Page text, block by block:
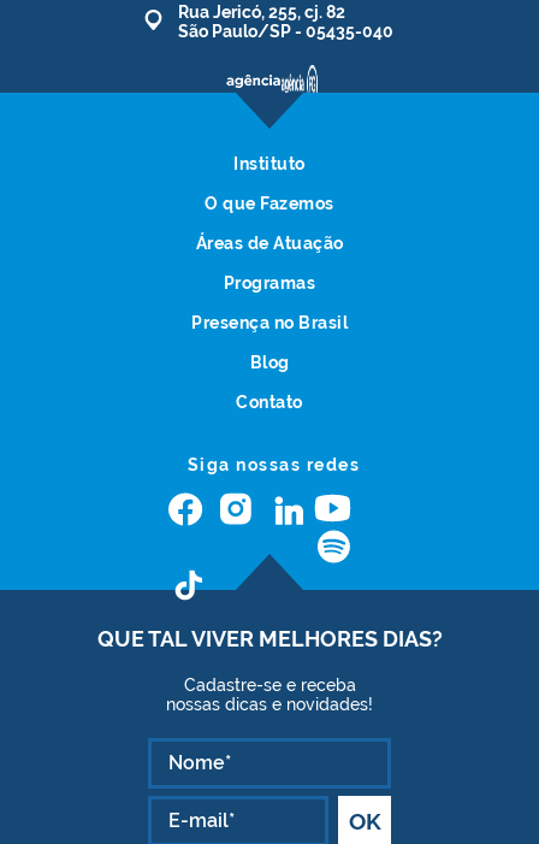
Rua Jericó, 255, cj. 82
São Paulo/SP - 05435-040
Instituto
O que Fazemos
Áreas de Atuação
Programas
Presença no Brasil
Blog
Contato
Siga nossas redes
QUE TAL VIVER MELHORES DIAS?
Cadastre-se e receba
nossas dicas e novidades!